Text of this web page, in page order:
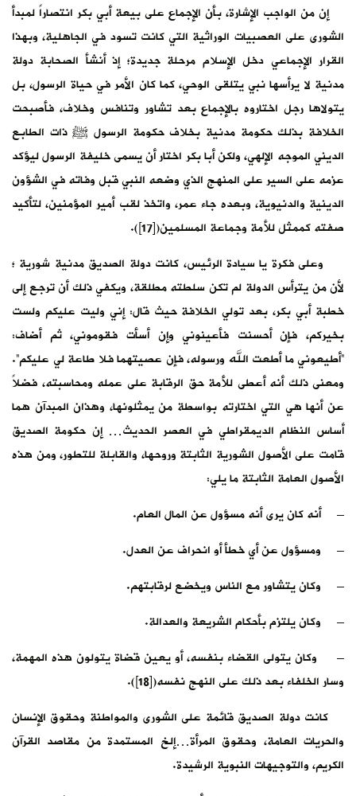
إن من الواجب الإشارة، بأن الإجماع على بيعة أبي بكر انتصاراً لمبدأ
الشورى على العصبيات الوراثية التي كانت تسود في الجاهلية، وبهذا
القرار الإجماعي دخل الإسلام مرحلة جديدة؛ إذ أنشأ الصحابة دولة
مدنية لا يرأسها نبي يتلقى الوحي، كما كان الأمر في حياة الرسول، بل
يتولاها رجل اختاروه بالإجماع بعد تشاور وتنافس وخلاف، فأصبحت
الخلافة بذلك حكومة مدنية بخلاف حكومة الرسول ﷺ ذات الطابع
الديني الموجه الإلهي، ولكن أبا بكر اختار أن يسمى خليفة الرسول ليؤكد
عزمه على السير على المنهج الذي وضعه النبي قبل وفاته في الشؤون
الدينية والدنيوية، وبعده جاء عمر، واتخذ لقب أمير المؤمنين، لتأكيد
صفته كممثل للأمة وجماعة المسلمين([17]).
وعلى فكرة يا سيادة الرئيس، كانت دولة الصديق مدنية شورية ؛
لأن من يترأس الدولة لم تكن سلطته مطلقة، ويكفي ذلك أن ترجع إلى
خطبة أبي بكر، بعد تولي الخلافة حيث قال: إني وليت عليكم ولست
بخيركم، فإن أحسنت فأعينوني وإن أسأت فقوموني، ثم أضاف:
“أطيعوني ما أطعت الله ورسوله، فإن عصيتهما فلا طاعة لي عليكم”.
ومعنى ذلك أنه أعطى للأمة حق الرقابة على عمله ومحاسبته، فضلاً
عن أنها هي التي اختارته بواسطة من يمثلونها، وهذان المبدآن هما
أساس النظام الديمقراطي في العصر الحديث… إن حكومة الصديق
قامت على الأصول الشورية الثابتة وروحها، والقابلة للتطور، ومن هذه
الأصول العامة الثابتة ما يلي:
– أنه كان يرى أنه مسؤول عن المال العام.
– ومسؤول عن أي خطأ أو انحراف عن العدل.
– وكان يتشاور مع الناس ويخضع لرقابتهم.
– وكان يلتزم بأحكام الشريعة والعدالة.
– وكان يتولى القضاء بنفسه، أو يعين قضاة يتولون هذه المهمة،
وسار الخلفاء بعد ذلك على النهج نفسه([18]).
كانت دولة الصديق قائمة على الشورى والمواطنة وحقوق الإنسان
والحريات العامة، وحقوق المرأة…إلخ المستمدة من مقاصد القرآن
الكريم، والتوجيهات النبوية الرشيدة.